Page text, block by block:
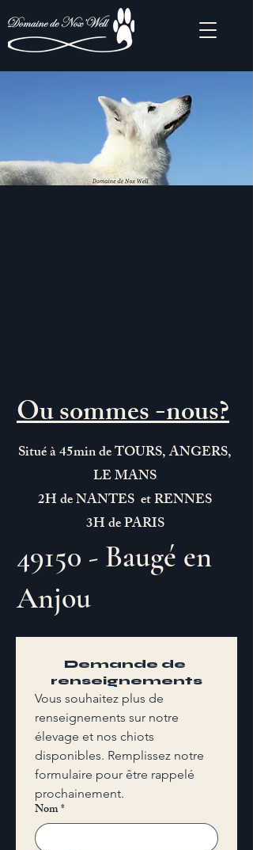
Ou sommes -nous?
Situé à 45min de TOURS, ANGERS,
LE MANS
2H de NANTES et RENNES
3H de PARIS
49150 - Baugé en
Anjou
Demande de
renseignements
Vous souhaitez plus de
renseignements sur notre
élevage et nos chiots
disponibles. Remplissez notre
formulaire pour être rappelé
Nom*